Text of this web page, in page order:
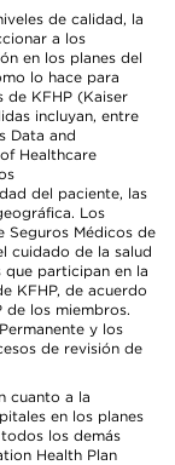
de calidad, la
a los
en los planes del
lo hace para
de KFHP (Kaiser
incluyan, entre
Data and
Healthcare
del paciente, las
Los
Seguros Médicos de
cuidado de la salud
que participan en la
KFHP, de acuerdo
los miembros.
y los
de revisión de
cuanto a la
en los planes
los demás
Health Plan